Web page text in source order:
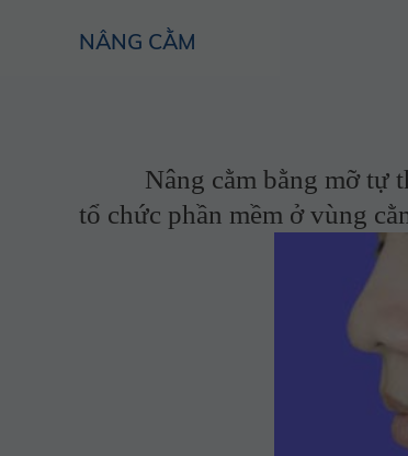
NÂNG CẰM
Nâng cằm bằng mỡ tự
tổ chức phần mềm ở vùng